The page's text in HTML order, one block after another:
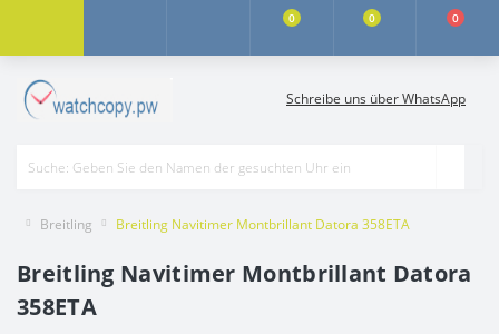
0 0 0
Schreibe uns über WhatsApp
Breitling Breitling Navitimer Montbrillant Datora 358ETA
Breitling Navitimer Montbrillant Datora
358ETA